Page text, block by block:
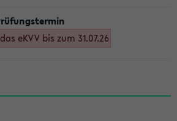
eKVV bis zum 31.07.26